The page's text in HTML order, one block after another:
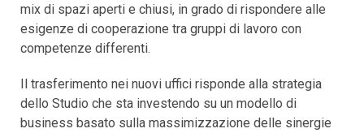
mix di spazi aperti e chiusi, in grado di rispondere alle
esigenze di cooperazione tra gruppi di lavoro con
competenze differenti.
Il trasferimento nei nuovi uffici risponde alla strategia
dello Studio che sta investendo su un modello di
business basato sulla massimizzazione delle sinergie